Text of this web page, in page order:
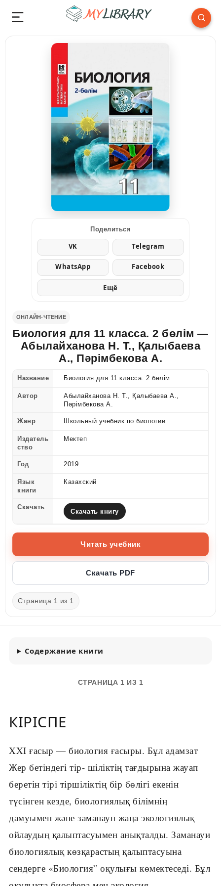
Поделиться
VK Telegram
WhatsApp Facebook
Ещё
ОНЛАЙН-ЧТЕНИЕ
Биология для 11 класса. 2 бөлім —
Абылайханова Н. Т., Қалыбаева
А., Пәрімбекова А.
Название Биология для 11 класса. 2 бөлім
Автор
Абылайханова Н. Т., Қалыбаева А.,
Пәрімбекова А.
Жанр Школьный учебник по биологии
Издатель
ство
Мектеп
Год 2019
Язык
книги
Казахский
Скачать
Скачать книгу
Читать учебник
Скачать PDF
Страница 1 из 1
Содержание книги
СТРАНИЦА 1 ИЗ 1
КІРІСПЕ
XXI ғасыр — биология ғасыры. Бұл адамзат
Жер бетіндегі тір- шіліктің тағдырына жауап
беретін тірі тіршіліктің бір бөлігі екенін
түсінген кезде, биологиялық білімнің
дамуымен және заманаун жаңа экологиялық
ойлаудың қалыптасуымен анықталды. Заманауи
биологиялық көзқарастың қалыптасуына
сендерге «Биология” оқулығы көмектеседі. Бұл